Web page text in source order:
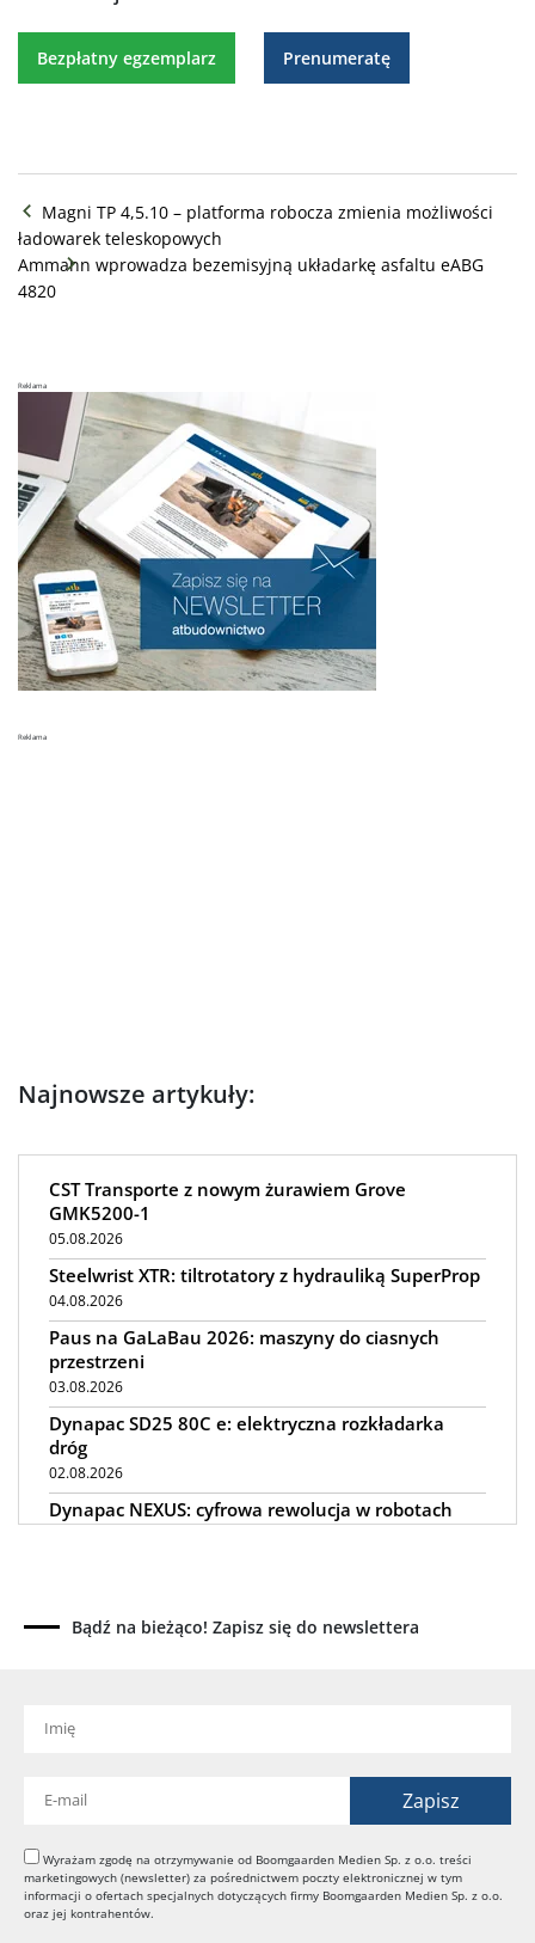
Bezpłatny egzemplarz Prenumeratę
Magni TP 4,5.10 – platforma robocza zmienia możliwości
ładowarek teleskopowych
Ammann wprowadza bezemisyjną układarkę asfaltu eABG
4820
Reklama
Najnowsze artykuły:
CST Transporte z nowym żurawiem Grove
GMK5200-1
05.08.2026
Steelwrist XTR: tiltrotatory z hydrauliką SuperProp
04.08.2026
Paus na GaLaBau 2026: maszyny do ciasnych
przestrzeni
03.08.2026
Dynapac SD25 80C e: elektryczna rozkładarka
dróg
02.08.2026
Dynapac NEXUS: cyfrowa rewolucja w robotach
177 BVO-5 PL
30.07.2026
29.07.2026
HIMOINSA na IRE Maastricht: mobilna energia dla
rentalu
28.07.2026
INSTATIQ P1: Putzmeister pokazuje drukarkę 3D
Reklama
Bądź na bieżąco! Zapisz się do newslettera
Wyrażam zgodę na otrzymywanie od Boomgaarden Medien Sp. z o.o. treści
marketingowych (newsletter) za pośrednictwem poczty elektronicznej w tym
informacji o ofertach specjalnych dotyczących firmy Boomgaarden Medien Sp. z o.o.
oraz jej kontrahentów.